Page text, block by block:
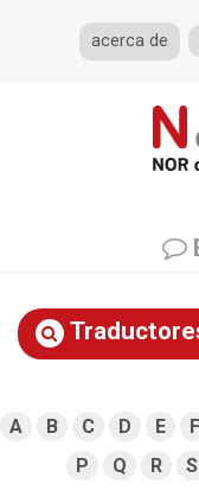
acerca de
A B C D E F
P
Q R S